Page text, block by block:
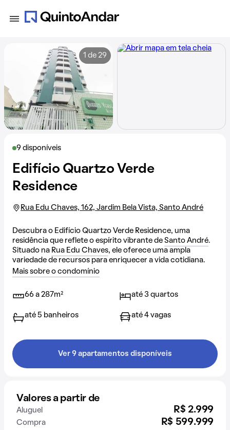
9 disponíveis
Edifício Quartzo Verde
Residence
Rua Edu Chaves, 162, Jardim Bela Vista, Santo André
Descubra o Edifício Quartzo Verde Residence, uma
residência que reflete o espírito vibrante de Santo André.
Situado na Rua Edu Chaves, ele oferece uma ampla
variedade de recursos para enriquecer a vida cotidiana.
Mais sobre o condomínio
66 a 287m² até 3 quartos
até 5 banheiros até 4 vagas
Ver 9 apartamentos disponíveis
Valores a partir de
Aluguel R$ 2.999
Compra R$ 599.999
1 de 29